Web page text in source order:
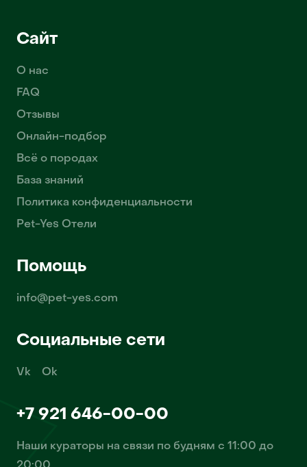
Сайт
О нас
FAQ
Отзывы
Онлайн-подбор
Всё о породах
База знаний
Политика конфиденциальности
Pet-Yes Отели
Помощь
info@pet-yes.com
Социальные сети
Vk Ok
+7 921 646-00-00
Наши кураторы на связи по будням с 11:00 до